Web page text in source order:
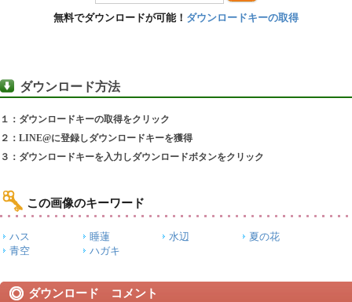
無料でダウンロードが可能！ ダウンロードキーの取得
ダウンロード方法
１：ダウンロードキーの取得をクリック
２：LINE@に登録しダウンロードキーを獲得
３：ダウンロードキーを入力しダウンロードボタンをクリック
この画像のキーワード
ハス 睡蓮 水辺
夏の花
青空
ハガキ
ダウンロード コメント